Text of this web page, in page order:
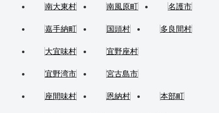
南大東村 南風原町 名護市
嘉手納町 国頭村 多良間村
大宜味村 宜野座村
宜野湾市 宮古島市
座間味村 恩納村 本部町